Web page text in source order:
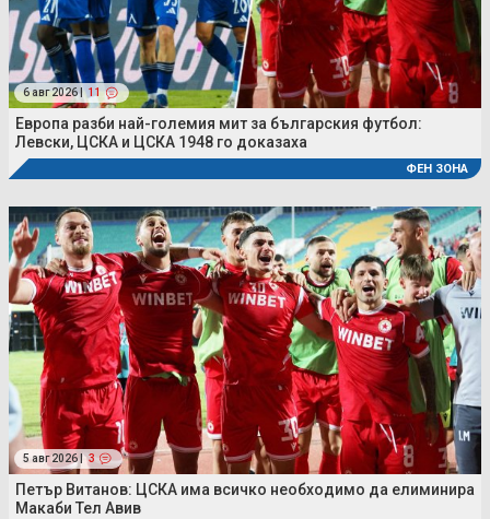
6 авг 2026 | 11
Европа разби най-големия мит за българския футбол:
Левски, ЦСКА и ЦСКА 1948 го доказаха
ФЕН ЗОНА
5 авг 2026 | 3
Петър Витанов: ЦСКА има всичко необходимо да елиминира
Макаби Тел Авив